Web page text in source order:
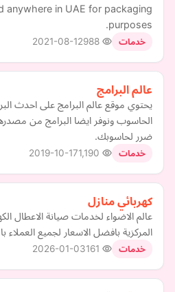
anywhere in UAE for packaging
purposes.
خدمات 2021-08-12
عالم البرامج
يحتوي موقع عالم البرامج على احدث
الحاسوب ونوفر ايضا البرامج من
ضرر لحاسوبك.
خدمات 2019-10-17
كهربائي منازل
عالم الاضواء لخدمات صيانة الاعطال
المركزية بافضل الاسعار لجميع العملاء
خدمات 2026-01-03